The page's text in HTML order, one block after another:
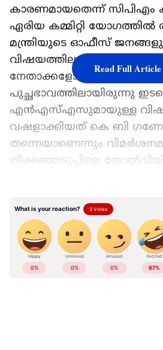
കാരണമായതെന്ന് സിപിഎം
ഏരിയ കമ്മിറ്റി യോഗത്തിൽ
മന്ത്രിയുടെ ഓഫീസ്
വിഷയത്തിലും
നേതാക്കളോടു പോലും
പുച്ഛഭാവത്തിലായിരുന്നു
എൻഎസ്എസുമായുള്ള
വഷളാക്കിയത് കെ ബി
തന്നെയാണെന്നും
തിരഞ്ഞെടുപ്പിലെ
പിണറായിയുടെ ധാർഷ്ഠ്യമാണ്
തെരഞ്ഞെടുപ്പിൽ
പിണറായി വിജയൻ
ഒഴിയണമെന്നും
സുധാകരന് എതിരെ ചെറ്റ
Read Full Article